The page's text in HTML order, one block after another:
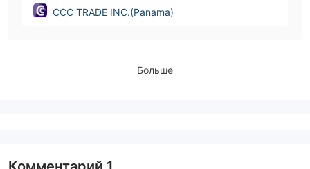
CCC TRADE INC.(Panama)
Больше